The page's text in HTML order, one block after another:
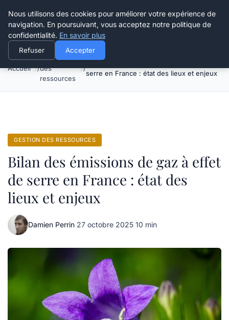
Happy Calyx Farmer
Accueil
Gestion
des
ressources
serre en France : état des lieux et enjeux
GESTION DES RESSOURCES
Bilan des émissions de gaz à effet
de serre en France : état des
lieux et enjeux
Damien Perrin·27 octobre 2025·10 min
Nous utilisons des cookies pour améliorer votre expérience de
navigation. En poursuivant, vous acceptez notre politique de
confidentialité. En savoir plus
Refuser Accepter